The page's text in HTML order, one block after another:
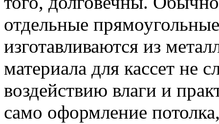
отдельные
изготавливаются из
материала для кассет не
воздействию влаги и
само оформление